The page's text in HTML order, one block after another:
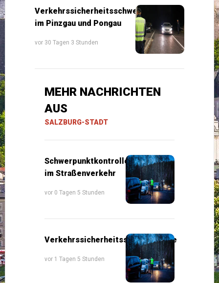
Verkehrssicherheitsschwerpunkte
im Pinzgau und Pongau
vor 30 Tagen 3 Stunden
MEHR NACHRICHTEN
AUS
SALZBURG-STADT
Schwerpunktkontrollen
im Straßenverkehr
vor 0 Tagen 5 Stunden
Verkehrssicherheitsschwerpunkte
vor 1 Tagen 5 Stunden